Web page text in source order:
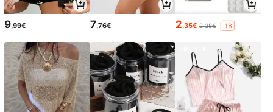
9 ,99€ 7 ,76€ 2 ,35€ 2,38€ -1%